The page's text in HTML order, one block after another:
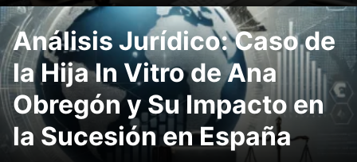
Análisis Jurídico: Caso de
la Hija In Vitro de Ana
Obregón y Su Impacto en
la Sucesión en España